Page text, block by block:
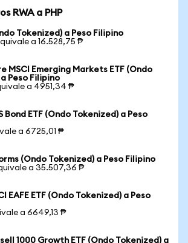
RWA a PHP
Tokenized) a Peso Filipino
a 16.528,75 ₱
MSCI Emerging Markets ETF (Ondo
Peso Filipino
a 4951,34 ₱
Bond ETF (Ondo Tokenized) a Peso
a 6725,01 ₱
(Ondo Tokenized) a Peso Filipino
a 35.507,36 ₱
EAFE ETF (Ondo Tokenized) a Peso
a 6649,13 ₱
1000 Growth ETF (Ondo Tokenized) a